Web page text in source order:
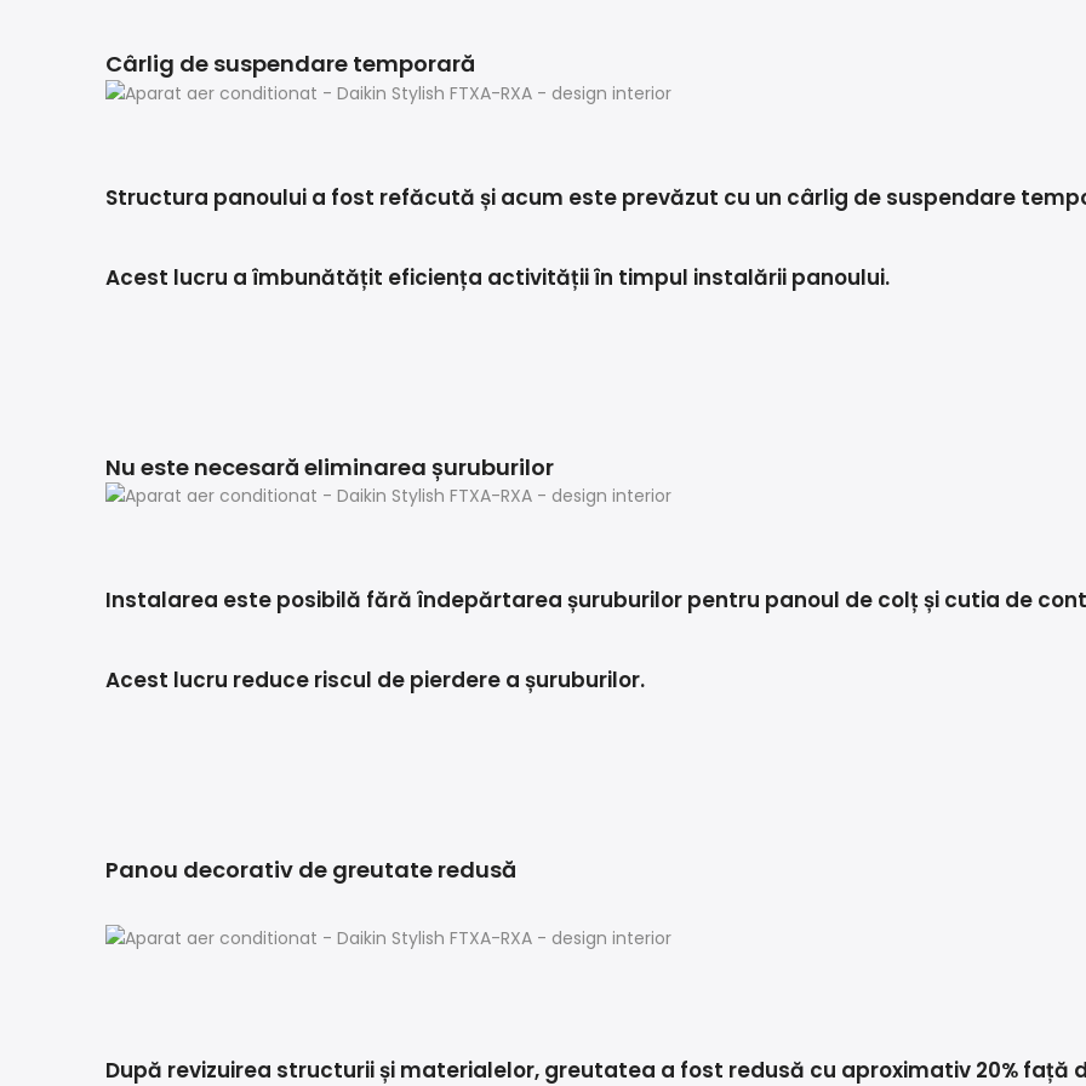
Cârlig de suspendare temporară
Structura panoului a fost refăcută și acum este prevăzut cu un cârlig de suspendare
Acest lucru a îmbunătățit eficiența activității în timpul instalării panoului.
Nu este necesară eliminarea șuruburilor
Instalarea este posibilă fără îndepărtarea șuruburilor pentru panoul de colț și cutia de
Acest lucru reduce riscul de pierdere a șuruburilor.
Panou decorativ de greutate redusă
După revizuirea structurii și materialelor, greutatea a fost redusă cu aproximativ 20% față